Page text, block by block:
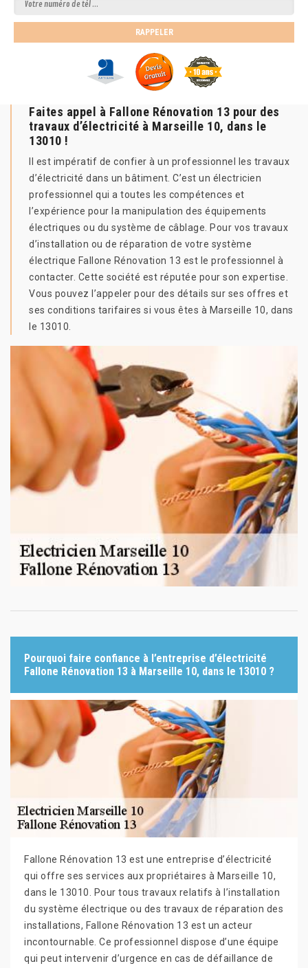
Faites appel à Fallone Rénovation 13 pour des
travaux d’électricité à Marseille 10, dans le
13010 !
Il est impératif de confier à un professionnel les travaux
d’électricité dans un bâtiment. C’est un électricien
professionnel qui a toutes les compétences et
l’expérience pour la manipulation des équipements
électriques ou du système de câblage. Pour vos travaux
d’installation ou de réparation de votre système
électrique Fallone Rénovation 13 est le professionnel à
contacter. Cette société est réputée pour son expertise.
Vous pouvez l’appeler pour des détails sur ses offres et
ses conditions tarifaires si vous êtes à Marseille 10, dans
le 13010.
Pourquoi faire confiance à l’entreprise d’électricité
Fallone Rénovation 13 à Marseille 10, dans le 13010 ?
Fallone Rénovation 13 est une entreprise d’électricité
qui offre ses services aux propriétaires à Marseille 10,
dans le 13010. Pour tous travaux relatifs à l’installation
du système électrique ou des travaux de réparation des
installations, Fallone Rénovation 13 est un acteur
incontournable. Ce professionnel dispose d’une équipe
qui peut intervenir d’urgence en cas de défaillance de